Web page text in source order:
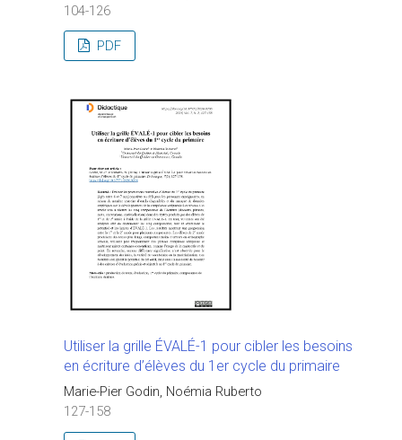
104-126
PDF
Utiliser la grille ÉVALÉ-1 pour cibler les besoins
en écriture d’élèves du 1er cycle du primaire
Marie-Pier Godin, Noémia Ruberto
127-158